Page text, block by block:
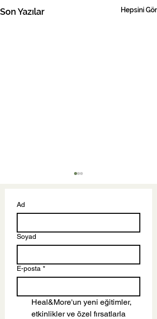
Son Yazılar Hepsini Gör
Dinlendin?
Ad
Soyad
E-posta *
Heal&More'un yeni eğitimler,
etkinlikler ve özel fırsatlarla